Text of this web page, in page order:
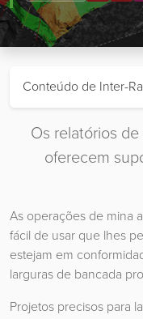
Conteúdo de Inter-
Os relatórios
oferecem
As operações de mina
fácil de usar que lhes
estejam em
larguras de bancada
Projetos precisos para